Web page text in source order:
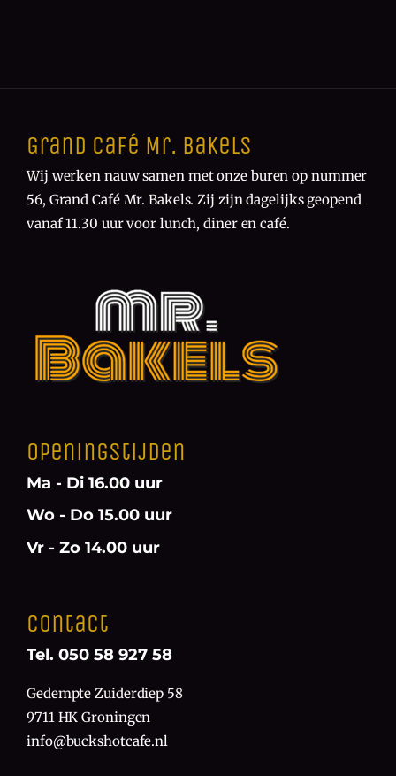
Grand Café Mr. Bakels
Wij werken nauw samen met onze buren op nummer
56, Grand Café Mr. Bakels. Zij zijn dagelijks geopend
vanaf 11.30 uur voor lunch, diner en café.
Openingstijden
Ma - Di 16.00 uur
Wo - Do 15.00 uur
Vr - Zo 14.00 uur
Contact
Tel. 050 58 927 58
Gedempte Zuiderdiep 58
9711 HK Groningen
info@buckshotcafe.nl